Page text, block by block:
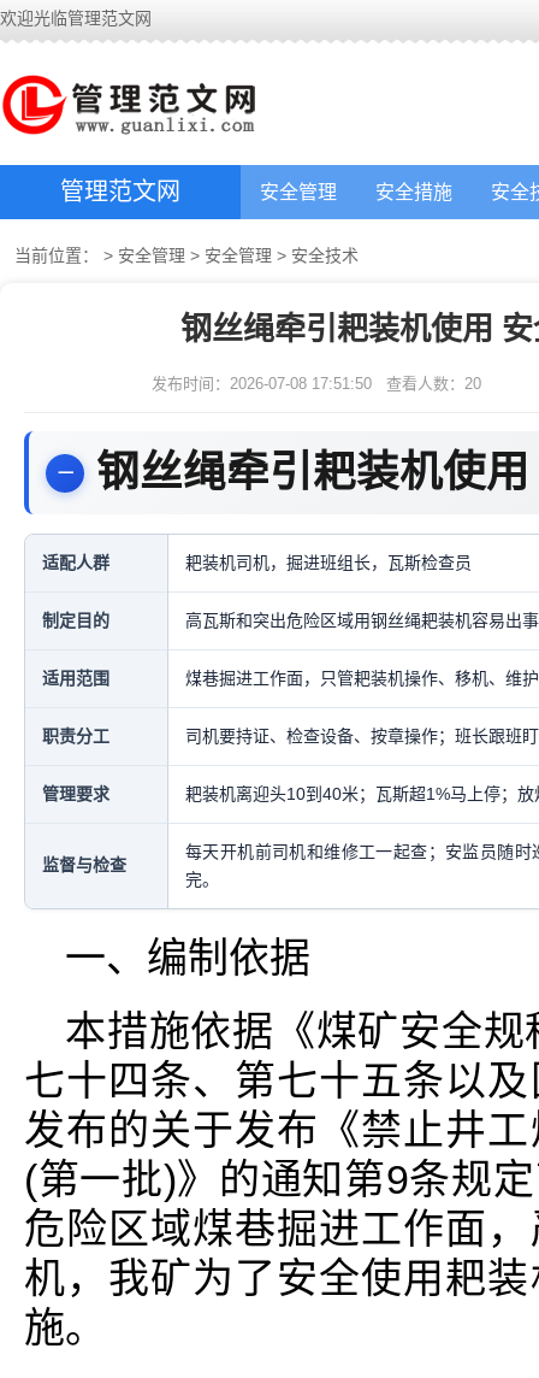
欢迎光临管理范文网
管理范文网 安全管理 安全措施 安全
当前位置： > 安全管理 > 安全管理 > 安全技术
钢丝绳牵引耙装机使用
发布时间：2026-07-08 17:51:50 查看人数： 20
钢丝绳牵引耙装机使
适配人群 耙装机司机，掘进班组长，瓦斯检查员
制定目的 高瓦斯和突出危险区域用钢丝绳耙装机容易出
适用范围 煤巷掘进工作面，只管耙装机操作、移机、维
职责分工 司机要持证、检查设备、按章操作；班长跟班
管理要求 耙装机离迎头10到40米；瓦斯超1%马上停；
监督与检查
每天开机前司机和维修工一起查；安监员随
完。
一、编制依据
本措施依据《煤矿安全
七十四条、第七十五条以
发布的关于发布《禁止井
(第一批)》的通知第9条规
危险区域煤巷掘进工作面
机，我矿为了安全使用耙
施。